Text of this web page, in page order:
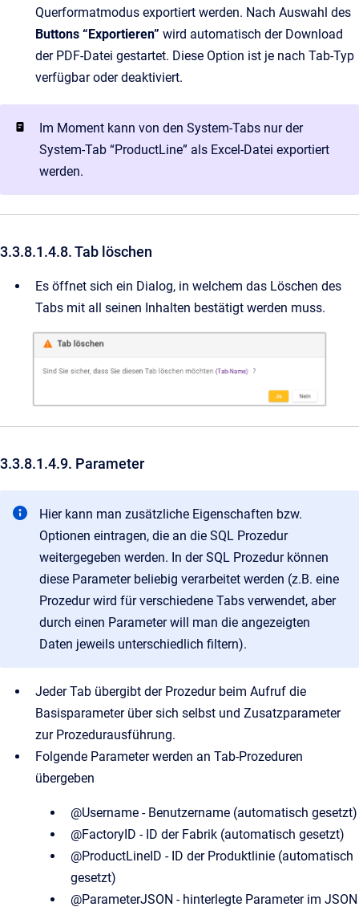
Querformatmodus exportiert werden. Nach Auswahl des
Buttons “Exportieren” wird automatisch der Download
der PDF-Datei gestartet. Diese Option ist je nach Tab-Typ
verfügbar oder deaktiviert.
Im Moment kann von den System-Tabs nur der
System-Tab “ProductLine” als Excel-Datei exportiert
werden.
3.3.8.1.4.8. Tab löschen
Es öffnet sich ein Dialog, in welchem das Löschen des
Tabs mit all seinen Inhalten bestätigt werden muss.
3.3.8.1.4.9. Parameter
Hier kann man zusätzliche Eigenschaften bzw.
Optionen eintragen, die an die SQL Prozedur
weitergegeben werden. In der SQL Prozedur können
diese Parameter beliebig verarbeitet werden (z.B. eine
Prozedur wird für verschiedene Tabs verwendet, aber
durch einen Parameter will man die angezeigten
Daten jeweils unterschiedlich filtern).
Jeder Tab übergibt der Prozedur beim Aufruf die
Basisparameter über sich selbst und Zusatzparameter
zur Prozedurausführung.
Folgende Parameter werden an Tab-Prozeduren
übergeben
@Username - Benutzername (automatisch gesetzt)
@FactoryID - ID der Fabrik (automatisch gesetzt)
@ProductLineID - ID der Produktlinie (automatisch
gesetzt)
@ParameterJSON - hinterlegte Parameter im JSON